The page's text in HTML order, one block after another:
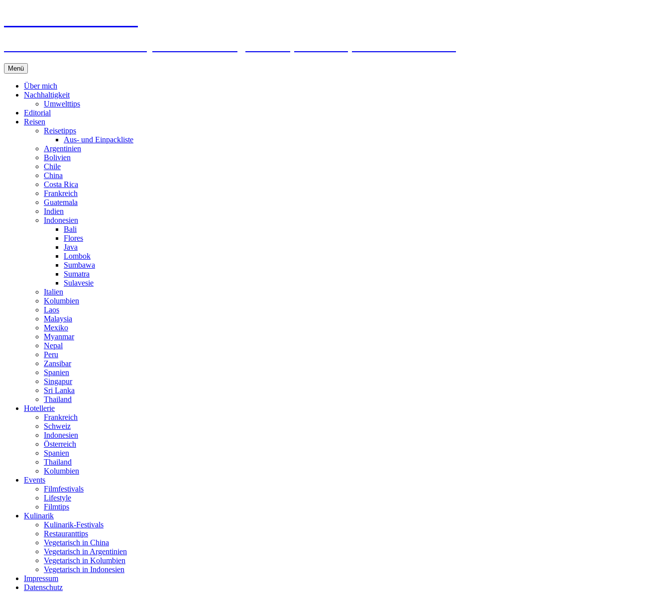
Menü Springe
zum
Inhalt
Über mich
Nachhaltigkeit
Umwelttips
Editorial
Reisen
Reisetipps
Aus- und Einpackliste
Argentinien
Bolivien
Chile
China
Costa Rica
Frankreich
Guatemala
Indien
Indonesien
Bali
Flores
Java
Lombok
Sumbawa
Sumatra
Sulavesie
Italien
Kolumbien
Laos
Malaysia
Mexiko
Myanmar
Nepal
Peru
Zansibar
Spanien
Singapur
Sri Lanka
Thailand
Hotellerie
Frankreich
Schweiz
Indonesien
Österreich
Spanien
Thailand
Kolumbien
Events
Filmfestivals
Lifestyle
Filmtips
Kulinarik
Kulinarik-Festivals
Restauranttips
Vegetarisch in China
Vegetarisch in Argentinien
Vegetarisch in Kolumbien
Vegetarisch in Indonesien
Impressum
Datenschutz